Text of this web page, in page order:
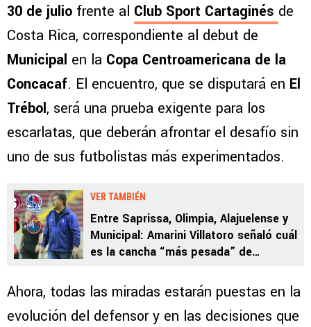
30 de julio frente al Club Sport Cartaginés de
Costa Rica, correspondiente al debut de
Municipal en la Copa Centroamericana de la
Concacaf. El encuentro, que se disputará en El
Trébol, será una prueba exigente para los
escarlatas, que deberán afrontar el desafío sin
uno de sus futbolistas más experimentados.
VER TAMBIÉN
Entre Saprissa, Olimpia, Alajuelense y
Municipal: Amarini Villatoro señaló cuál
es la cancha “más pesada” de
Ahora, todas las miradas estarán puestas en la
evolución del defensor y en las decisiones que